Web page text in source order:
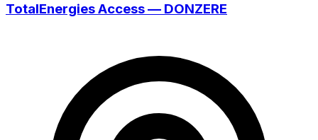
TotalEnergies Access — DONZERE